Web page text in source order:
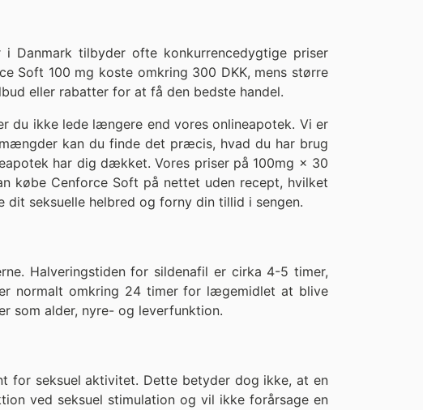
Danmark tilbyder ofte konkurrencedygtige priser
Soft 100 mg koste omkring 300 DKK, mens større
eller rabatter for at få den bedste handel.
du ikke lede længere end vores onlineapotek. Vi er
kan du finde det præcis, hvad du har brug
har dig dækket. Vores priser på 100mg × 30
købe Cenforce Soft på nettet uden recept, hvilket
seksuelle helbred og forny din tillid i sengen.
Halveringstiden for sildenafil er cirka 4-5 timer,
normalt omkring 24 timer for lægemidlet at blive
som alder, nyre- og leverfunktion.
for seksuel aktivitet. Dette betyder dog ikke, at en
ved seksuel stimulation og vil ikke forårsage en